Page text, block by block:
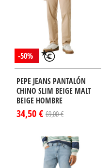
-50%
PEPE JEANS PANTALÓN
CHINO SLIM BEIGE MALT
BEIGE HOMBRE
34,50 € 69,00 €